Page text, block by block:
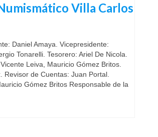
Villa Carlos
Daniel Amaya. Vicepresidente:
Tonarelli. Tesorero: Ariel De Nicola.
Leiva, Mauricio Gómez Britos.
Revisor de Cuentas: Juan Portal.
Gómez Britos Responsable de la